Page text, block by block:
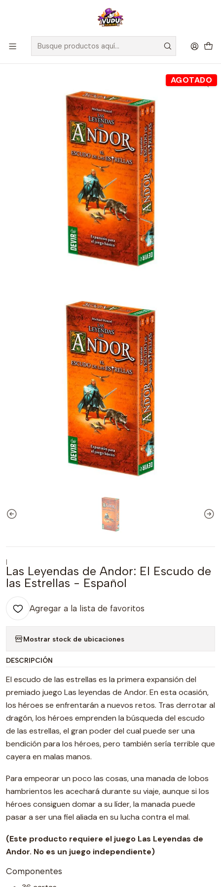
🚀 ¡Despachamos a todo Chile! Envío GRATIS a Regiones sobre
$100.000 y a RM sobre $35.000
Inicio Juegos de Mesa Editorial Devir
Las Leyendas de Andor: El Escudo de las Estrellas - Español
AGOTADO
|
Las Leyendas de Andor: El Escudo de
las Estrellas - Español
Agregar a la lista de favoritos
Mostrar stock de ubicaciones
DESCRIPCIÓN
El escudo de las estrellas es la primera expansión del
premiado juego Las leyendas de Andor. En esta ocasión,
los héroes se enfrentarán a nuevos retos. Tras derrotar al
dragón, los héroes emprenden la búsqueda del escudo
de las estrellas, el gran poder del cual puede ser una
bendición para los héroes, pero también sería terrible que
cayera en malas manos.
Para empeorar un poco las cosas, una manada de lobos
hambrientos les acechará durante su viaje, aunque si los
héroes consiguen domar a su líder, la manada puede
pasar a ser una fiel aliada en su lucha contra el mal.
(Este producto requiere el juego Las Leyendas de
Andor. No es un juego independiente)
Componentes